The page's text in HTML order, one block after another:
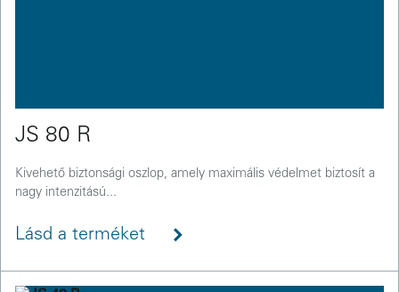
JS 80 R
Kivehető biztonsági oszlop, amely maximális védelmet biztosít a
nagy intenzitású...
Lásd a terméket